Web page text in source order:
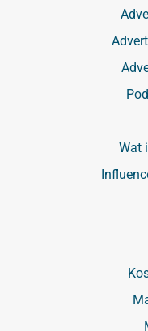
Wat